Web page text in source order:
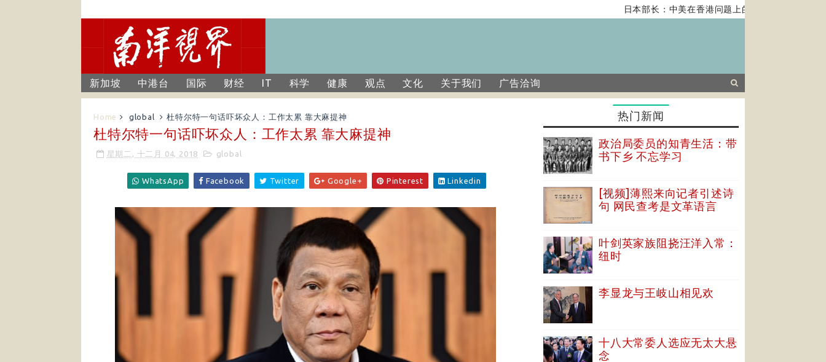
日本部长：中美在香港问题上的紧张关系对全球经济
新加坡 中港台 国际 财经 IT 科学 健康 观点 文化 关于我们 广告洽询
Home global 杜特尔特一句话吓坏众人：工作太累 靠大麻提神
杜特尔特一句话吓坏众人：工作太累 靠大麻提神
星期二, 十二月 04, 2018 global
WhatsApp Facebook Twitter Google+ Pinterest Linkedin
热门新闻
政治局委员的知青生活：带
书下乡 不忘学习
[视频]薄熙来向记者引述诗
句 网民查考是文革语言
叶剑英家族阻挠汪洋入常：
纽时
李显龙与王岐山相见欢
十八大常委人选应无太大悬
念